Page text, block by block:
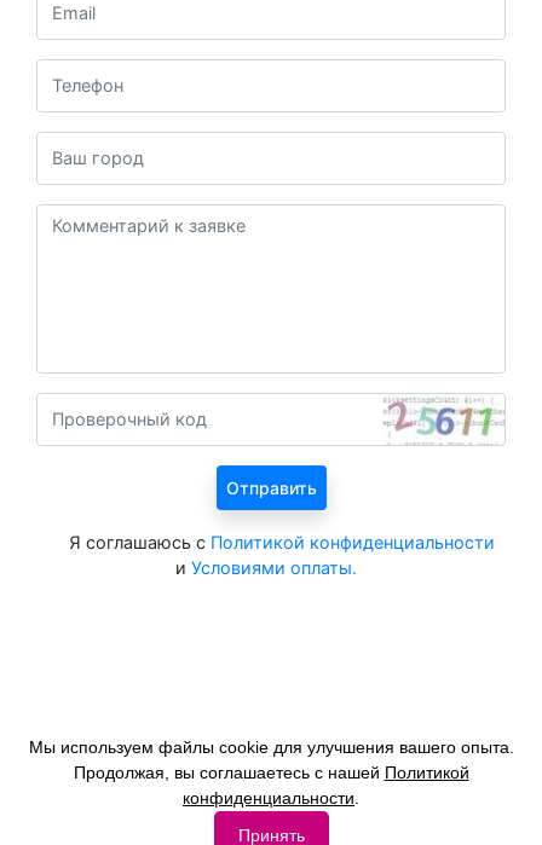
Мы используем файлы cookie для улучшения вашего опыта.
Продолжая, вы соглашаетесь с нашей Политикой
конфиденциальности
Принять
Я соглашаюсь с Политикой конфиденциальности
и Условиями оплаты.
© 2026 год. Официальный сайт ЦентрКурорт.
Политика конфиденциальности
Размещение на сайте